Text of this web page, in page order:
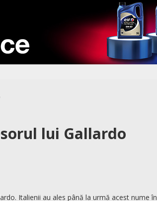
lui Gallardo
Italienii au ales până la urmă acest nume în